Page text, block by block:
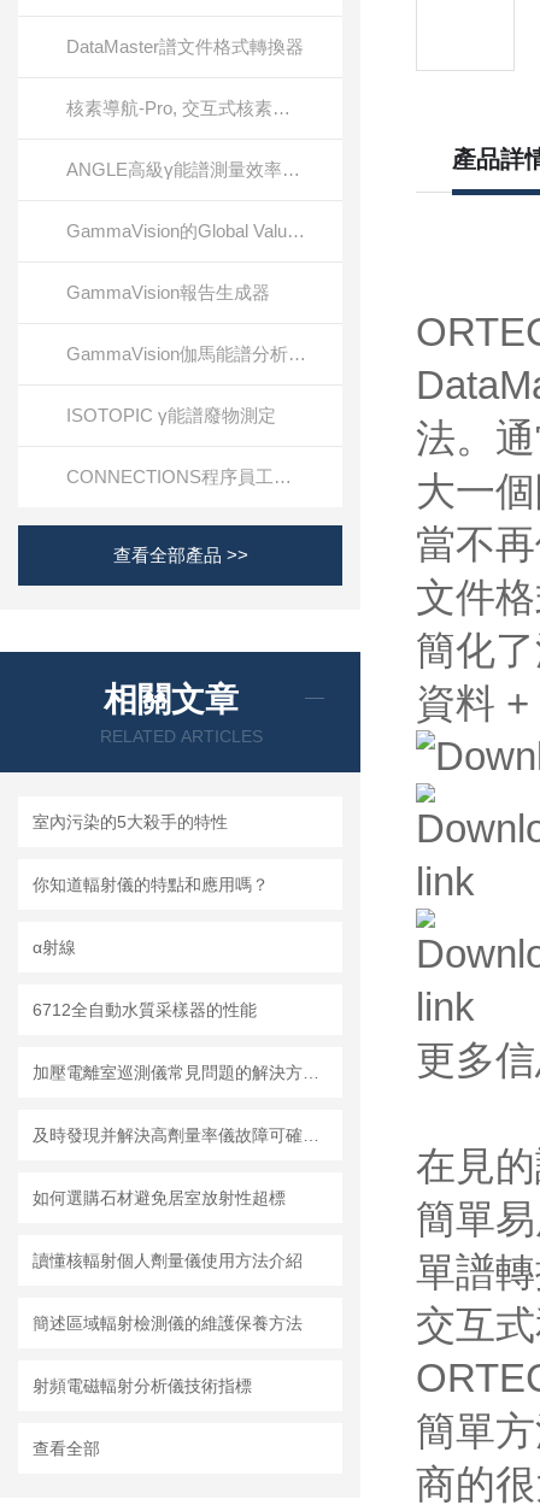
DataMaster譜文件格式轉換器
核素導航-Pro, 交互式核素圖, 參考軟件
ANGLE高級γ能譜測量效率校準軟件
GammaVision的Global Value生產力套件
GammaVision報告生成器
GammaVision伽馬能譜分析軟件
ISOTOPIC γ能譜廢物測定
CONNECTIONS程序員工具包
查看全部產品 >>
相關文章
RELATED ARTICLES
室內污染的5大殺手的特性
你知道輻射儀的特點和應用嗎？
α射線
6712全自動水質采樣器的性能
加壓電離室巡測儀常見問題的解決方法分享
及時發現并解決高劑量率儀故障可確保長時間穩定可靠地工作
如何選購石材避免居室放射性超標
讀懂核輻射個人劑量儀使用方法介紹
簡述區域輻射檢測儀的維護保養方法
射頻電磁輻射分析儀技術指標
查看全部
產品詳
法。
大一
當不
文件
簡化
資料 +
更多
在見
簡單
單譜
交互
簡單
商的